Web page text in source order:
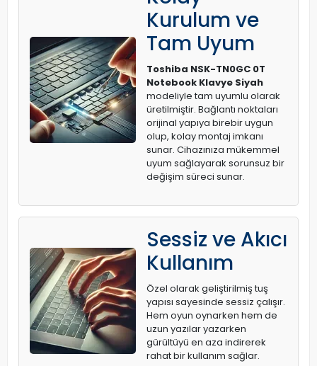
Kurulum ve
Tam Uyum
Toshiba NSK-TN0GC 0T
Notebook Klavye Siyah
modeliyle tam uyumlu olarak
üretilmiştir. Bağlantı noktaları
orijinal yapıya birebir uygun
olup, kolay montaj imkanı
sunar. Cihazınıza mükemmel
uyum sağlayarak sorunsuz bir
değişim süreci sunar.
Sessiz ve Akıcı
Kullanım
Özel olarak geliştirilmiş tuş
yapısı sayesinde sessiz çalışır.
Hem oyun oynarken hem de
uzun yazılar yazarken
gürültüyü en aza indirerek
rahat bir kullanım sağlar.